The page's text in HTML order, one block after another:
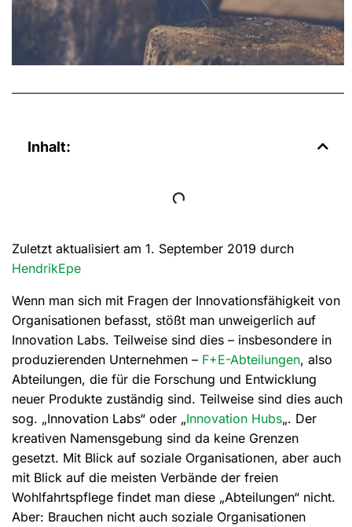
Inhalt:
Zuletzt aktualisiert am 1. September 2019 durch
HendrikEpe
Wenn man sich mit Fragen der Innovationsfähigkeit von
Organisationen befasst, stößt man unweigerlich auf
Innovation Labs. Teilweise sind dies – insbesondere in
produzierenden Unternehmen – F+E-Abteilungen, also
Abteilungen, die für die Forschung und Entwicklung
neuer Produkte zuständig sind. Teilweise sind dies auch
sog. „Innovation Labs“ oder „Innovation Hubs„. Der
kreativen Namensgebung sind da keine Grenzen
gesetzt. Mit Blick auf soziale Organisationen, aber auch
mit Blick auf die meisten Verbände der freien
Wohlfahrtspflege findet man diese „Abteilungen“ nicht.
Aber: Brauchen nicht auch soziale Organisationen